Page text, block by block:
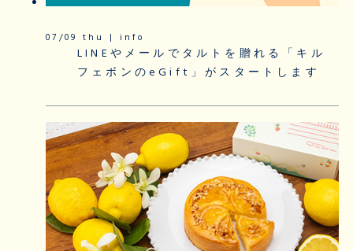
07/09 thu | info
LINEやメールでタルトを贈れる「キル
フェボンのeGift」がスタートします